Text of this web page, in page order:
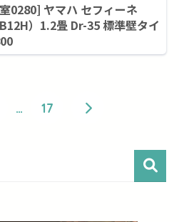
0280] ヤマハ セフィーネ
）1.2畳 Dr-35 標準壁タイ
… 17